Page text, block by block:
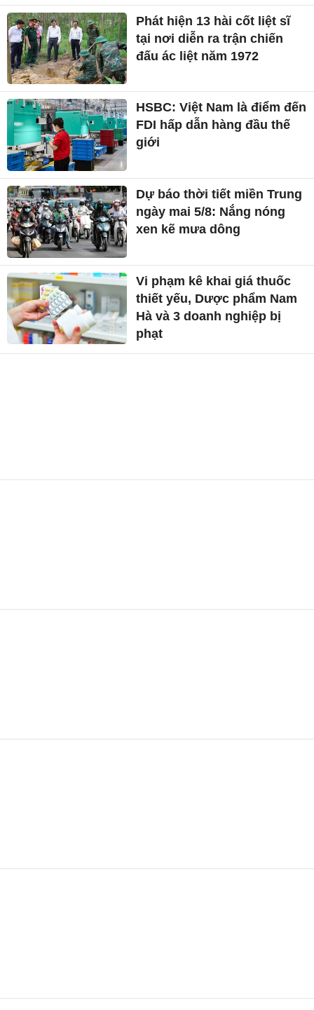
Phát hiện 13 hài cốt liệt sĩ
tại nơi diễn ra trận chiến
đấu ác liệt năm 1972
HSBC: Việt Nam là điểm đến
FDI hấp dẫn hàng đầu thế
giới
Dự báo thời tiết miền Trung
ngày mai 5/8: Nắng nóng
xen kẽ mưa dông
Vi phạm kê khai giá thuốc
thiết yếu, Dược phẩm Nam
Hà và 3 doanh nghiệp bị
phạt